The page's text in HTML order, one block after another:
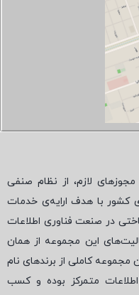
لازم، از نظام صنفی
کشور با هدف ارایه‌ی خدمات
در صنعت فناوری اطلاعات
این مجموعه از همان
کاملی از برندهای نام
متمرکز بوده و کسب